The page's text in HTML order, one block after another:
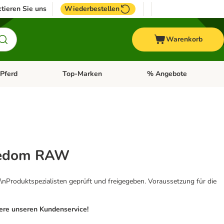
Sie uns Wiederbestellen
Warenkorb
Fisch Menü öffnen: Vogel
Pferd Kategorie-Menü öffnen: Pferd
Top-Marken Kategorie-Menü öffnen:
% Angebote
RAW
geprüft und freigegeben. Voraussetzung für die
unseren Kundenservice!